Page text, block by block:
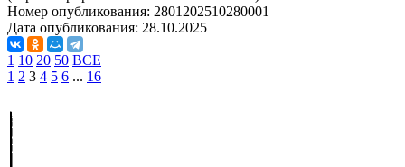
Номер опубликования: 2801202510280001
Дата опубликования: 28.10.2025
1 10 20 50 ВСЕ
1 2 3 4 5 6 ... 16